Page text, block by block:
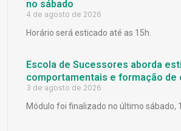
no sábado
4 de agosto de 2026
Horário será esticado até as 15h.
Escola de Sucessores aborda
comportamentais e formação de
3 de agosto de 2026
Módulo foi finalizado no último sábado, 1.